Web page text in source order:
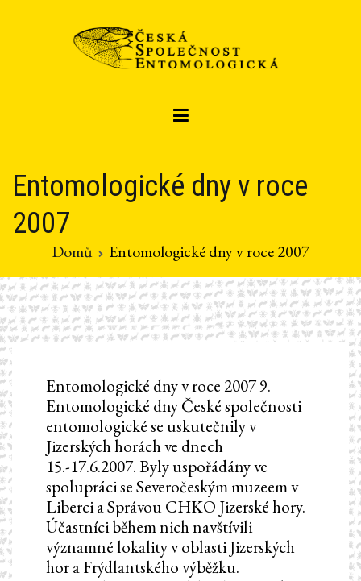
Entomologické dny v roce
2007
Domů Entomologické dny v roce 2007
Entomologické dny v roce 2007 9.
Entomologické dny České společnosti
entomologické se uskutečnily v
Jizerských horách ve dnech
15.-17.6.2007. Byly uspořádány ve
spolupráci se Severočeským muzeem v
Liberci a Správou CHKO Jizerské hory.
Účastníci během nich navštívili
významné lokality v oblasti Jizerských
hor a Frýdlantského výběžku.